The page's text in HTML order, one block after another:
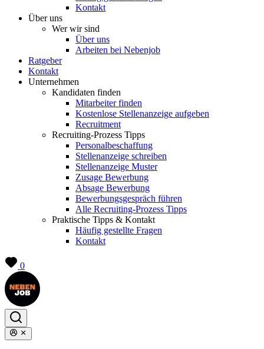
Kontakt
Über uns
Wer wir sind
Über uns
Arbeiten bei Nebenjob
Ratgeber
Kontakt
Unternehmen
Kandidaten finden
Mitarbeiter finden
Kostenlose Stellenanzeige aufgeben
Recruitment
Recruiting-Prozess Tipps
Personalbeschaffung
Stellenanzeige schreiben
Stellenanzeige Muster
Zusage Bewerbung
Absage Bewerbung
Bewerbungsgespräch führen
Alle Recruiting-Prozess Tipps
Praktische Tipps & Kontakt
Häufig gestellte Fragen
Kontakt
0